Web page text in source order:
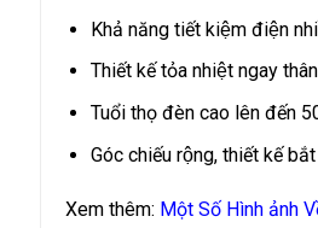
Khả năng tiết kiệm điện
Thiết kế tỏa nhiệt ngay
Tuổi thọ đèn cao lên đến
Góc chiếu rộng, thiết kế
Xem thêm: Một Số Hình ảnh